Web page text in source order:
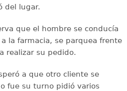
del lugar.
que el hombre se conducía
la farmacia, se parquea frente
realizar su pedido.
a que otro cliente se
fue su turno pidió varios